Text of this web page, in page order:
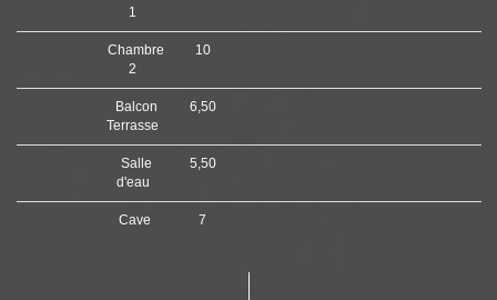
1
Chambre
2
10
Balcon
Terrasse
6,50
Salle
d'eau
5,50
Cave 7